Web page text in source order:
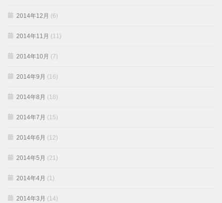
2014年12月 (6)
2014年11月 (11)
2014年10月 (7)
2014年9月 (16)
2014年8月 (18)
2014年7月 (15)
2014年6月 (12)
2014年5月 (21)
2014年4月 (1)
2014年3月 (14)